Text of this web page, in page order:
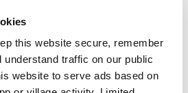
this website secure, remember
traffic on our public
website to serve ads based on
将受监管的借记卡与教育工具
如何进行预算管理、储蓄和投资。